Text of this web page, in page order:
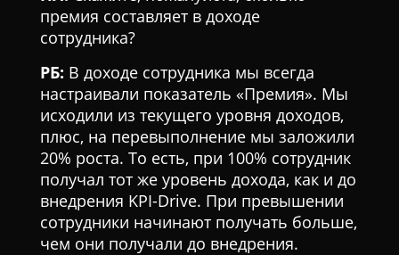
премия составляет в доходе
сотрудника?
РБ: В доходе сотрудника мы всегда
настраивали показатель «Премия». Мы
исходили из текущего уровня доходов,
плюс, на перевыполнение мы заложили
20% роста. То есть, при 100% сотрудник
получал тот же уровень дохода, как и до
внедрения KPI-Drive. При превышении
сотрудники начинают получать больше,
чем они получали до внедрения.